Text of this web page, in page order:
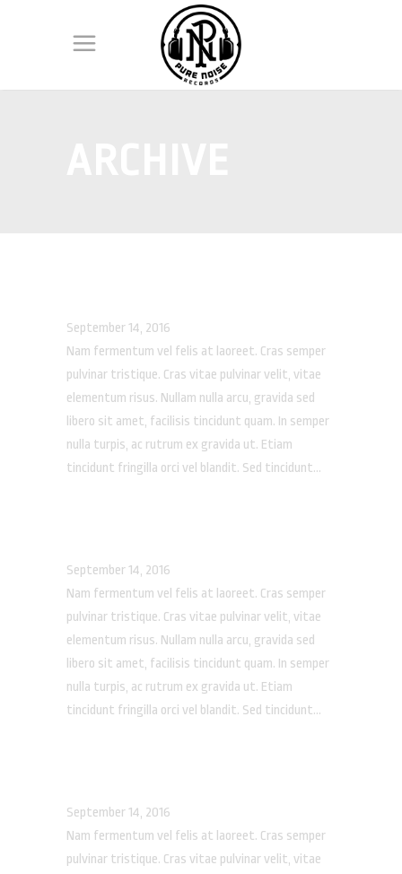
September 14, 2016
Nam fermentum vel felis at laoreet. Cras semper
pulvinar tristique. Cras vitae pulvinar velit, vitae
elementum risus. Nullam nulla arcu, gravida sed
libero sit amet, facilisis tincidunt quam. In semper
nulla turpis, ac rutrum ex gravida ut. Etiam
tincidunt fringilla orci vel blandit. Sed tincidunt...
September 14, 2016
Nam fermentum vel felis at laoreet. Cras semper
pulvinar tristique. Cras vitae pulvinar velit, vitae
elementum risus. Nullam nulla arcu, gravida sed
libero sit amet, facilisis tincidunt quam. In semper
nulla turpis, ac rutrum ex gravida ut. Etiam
tincidunt fringilla orci vel blandit. Sed tincidunt...
September 14, 2016
Nam fermentum vel felis at laoreet. Cras semper
pulvinar tristique. Cras vitae pulvinar velit, vitae